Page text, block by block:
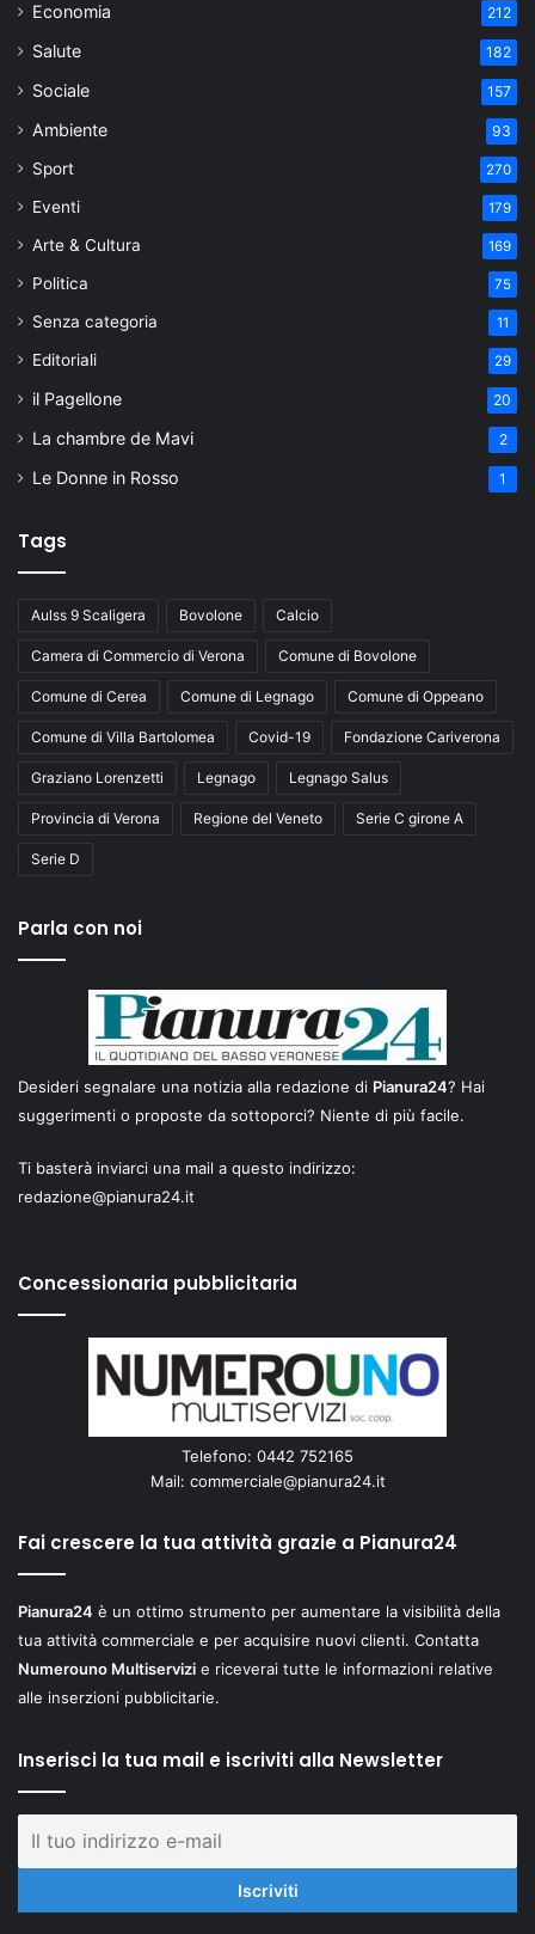
Economia 212
Salute 182
Sociale 157
Ambiente 93
Sport 270
Eventi 179
Arte & Cultura 169
Politica 75
Senza categoria 11
Editoriali 29
il Pagellone 20
La chambre de Mavi 2
Le Donne in Rosso 1
Tags
Aulss 9 Scaligera Bovolone Calcio
Camera di Commercio di Verona Comune di Bovolone
Comune di Cerea Comune di Legnago Comune di Oppeano
Comune di Villa Bartolomea Covid-19 Fondazione Cariverona
Graziano Lorenzetti Legnago Legnago Salus
Provincia di Verona Regione del Veneto Serie C girone A
Serie D
Parla con noi
Desideri segnalare una notizia alla redazione di Pianura24? Hai
suggerimenti o proposte da sottoporci? Niente di più facile.
Ti basterà inviarci una mail a questo indirizzo:
redazione@pianura24.it
Concessionaria pubblicitaria
Telefono: 0442 752165
Mail: commerciale@pianura24.it
Fai crescere la tua attività grazie a Pianura24
Pianura24 è un ottimo strumento per aumentare la visibilità della
tua attività commerciale e per acquisire nuovi clienti. Contatta
Numerouno Multiservizi e riceverai tutte le informazioni relative
alle inserzioni pubblicitarie.
Inserisci la tua mail e iscriviti alla Newsletter